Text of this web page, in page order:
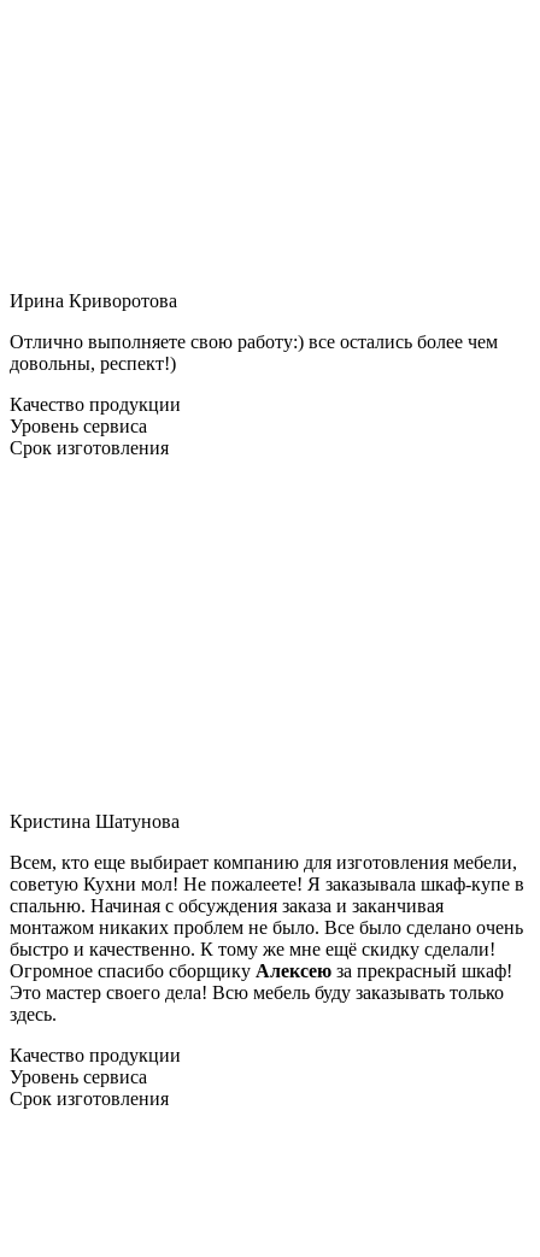
Ирина Криворотова
Отлично выполняете свою работу:) все остались более чем
довольны, респект!)
Качество продукции
Уровень сервиса
Срок изготовления
Кристина Шатунова
Всем, кто еще выбирает компанию для изготовления мебели,
советую Кухни мол! Не пожалеете! Я заказывала шкаф-купе в
спальню. Начиная с обсуждения заказа и заканчивая
монтажом никаких проблем не было. Все было сделано очень
быстро и качественно. К тому же мне ещё скидку сделали!
Огромное спасибо сборщику Алексею за прекрасный шкаф!
Это мастер своего дела! Всю мебель буду заказывать только
здесь.
Качество продукции
Уровень сервиса
Срок изготовления